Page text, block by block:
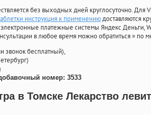
без выходных дней круглосуточно. Для
инструкция к применениюдоставляются
платежные системы Яндекс Деньги,
в любое время можно обратиться» по
звонок бесплатный),
номер: 3533
в Томске Лекарство